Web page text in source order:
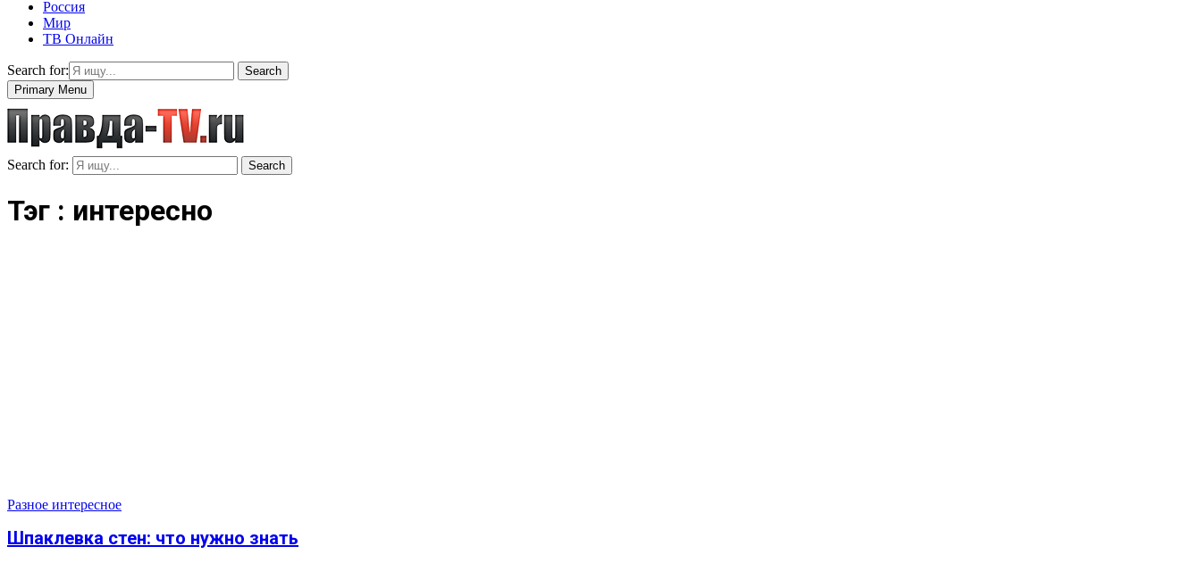
Россия
Мир
ТВ Онлайн
Search for:
Search
Primary Menu
Search for: Search
Тэг : интересно
Разное интересное
Шпаклевка стен: что нужно знать